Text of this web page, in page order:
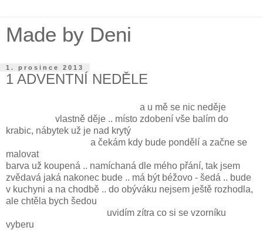
Made by Deni
1. prosince 2013
1 ADVENTNÍ NEDĚLE
a u mě se nic neděje
vlastně děje .. místo zdobení vše balím do
krabic, nábytek už je nad krytý
a čekám kdy bude pondělí a začne se
malovat
barva už koupená .. namíchaná dle mého přání, tak jsem
zvědavá jaká nakonec bude .. má být béžovo - šedá .. bude
v kuchyni a na chodbě .. do obýváku nejsem ještě rozhodla,
ale chtěla bych šedou
uvidím zítra co si se vzorníku
vyberu